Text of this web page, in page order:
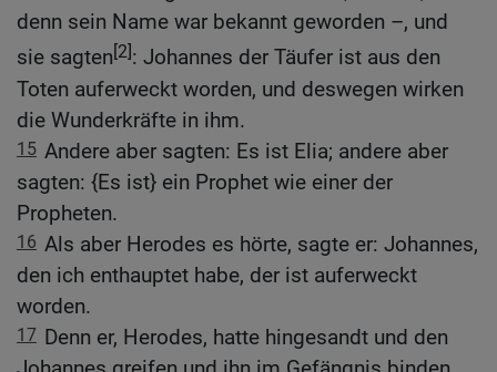
denn sein Name war bekannt geworden –, und
sie sagten[2]: Johannes der Täufer ist aus den
Toten auferweckt worden, und deswegen wirken
die Wunderkräfte in ihm.
15 Andere aber sagten: Es ist Elia; andere aber
sagten: {Es ist} ein Prophet wie einer der
Propheten.
16 Als aber Herodes es hörte, sagte er: Johannes,
den ich enthauptet habe, der ist auferweckt
worden.
17 Denn er, Herodes, hatte hingesandt und den